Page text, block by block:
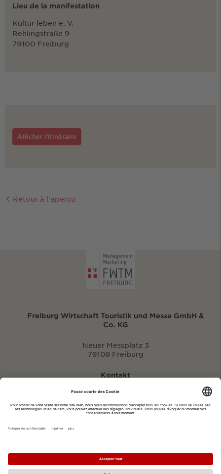
Lieu de la manifestation
Kultur leben e. V.
Rehlingstraße 9
79100 Freiburg
Afficher l'itinéraire
Retour à l'aperçu
Freiburg Wirtschaft Touristik und Messe GmbH &
Co. KG
Neuer Messplatz 3
79108 Freiburg
Kontakt
eventportal@fwtm.de
Imprimer